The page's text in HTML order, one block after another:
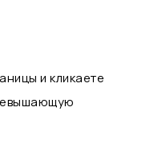
и кликаете